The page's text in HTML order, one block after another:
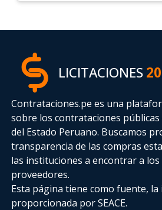
LICITACIONES
Contrataciones.pe es una
sobre los contrataciones públicas
del Estado Peruano. Buscamos
transparencia de las compras
las instituciones a encontrar a
proveedores.
Esta página tiene como fuente,
proporcionada por SEACE.